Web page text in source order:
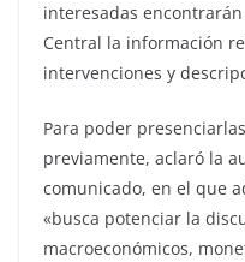
interesadas
Central la información
intervenciones y
Para poder
previamente, aclaró la
comunicado, en el que
«busca potenciar la
macroeconómicos,